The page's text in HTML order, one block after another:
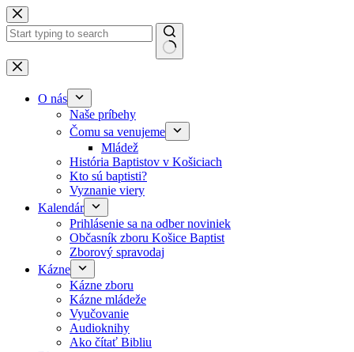
Skip to content
No results
O nás
Naše príbehy
Čomu sa venujeme
Mládež
História Baptistov v Košiciach
Kto sú baptisti?
Vyznanie viery
Kalendár
Prihlásenie sa na odber noviniek
Občasník zboru Košice Baptist
Zborový spravodaj
Kázne
Kázne zboru
Kázne mládeže
Vyučovanie
Audioknihy
Ako čítať Bibliu